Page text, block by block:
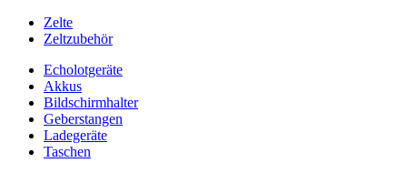
Zelte
Zeltzubehör
Echolotgeräte
Akkus
Bildschirmhalter
Geberstangen
Ladegeräte
Taschen